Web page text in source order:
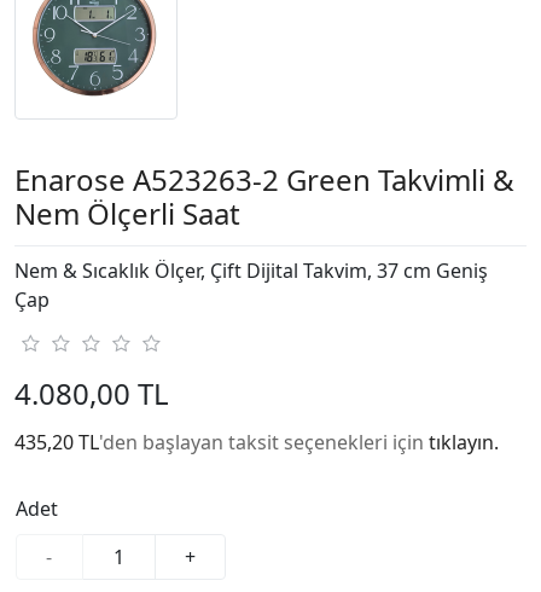
Enarose A523263-2 Green Takvimli &
Nem Ölçerli Saat
Nem & Sıcaklık Ölçer, Çift Dijital Takvim, 37 cm Geniş
Çap
4.080,00 TL
435,20 TL'den başlayan taksit seçenekleri için tıklayın.
Adet
-
+